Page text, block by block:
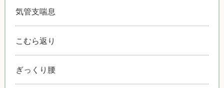
気管支喘息
こむら返り
ぎっくり腰